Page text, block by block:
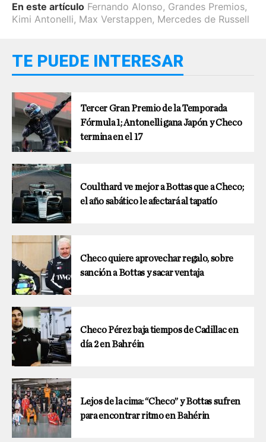
En este artículo Fernando Alonso, Grandes Premios,
Kimi Antonelli, Max Verstappen, Mercedes de Russell
TE PUEDE INTERESAR
Tercer Gran Premio de la Temporada
Fórmula 1; Antonelli gana Japón y Checo
termina en el 17
Coulthard ve mejor a Bottas que a Checo;
el año sabático le afectará al tapatío
Checo quiere aprovechar regalo, sobre
sanción a Bottas y sacar ventaja
Checo Pérez baja tiempos de Cadillac en
día 2 en Bahréin
Lejos de la cima: “Checo” y Bottas sufren
para encontrar ritmo en Bahérin